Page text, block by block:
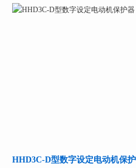
HHD3C-D型数字设定电动机保